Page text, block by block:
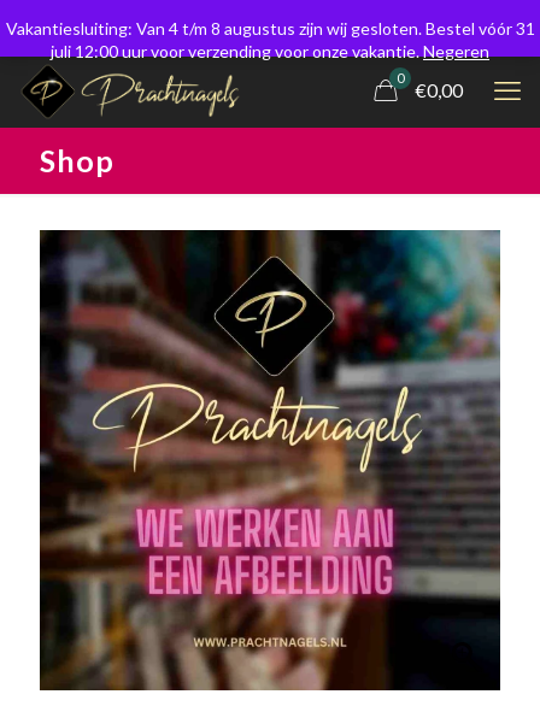
0
€0,00
Shop
Vakantiesluiting: Van 4 t/m 8 augustus zijn wij gesloten. Bestel vóór 31
juli 12:00 uur voor verzending voor onze vakantie.Negeren